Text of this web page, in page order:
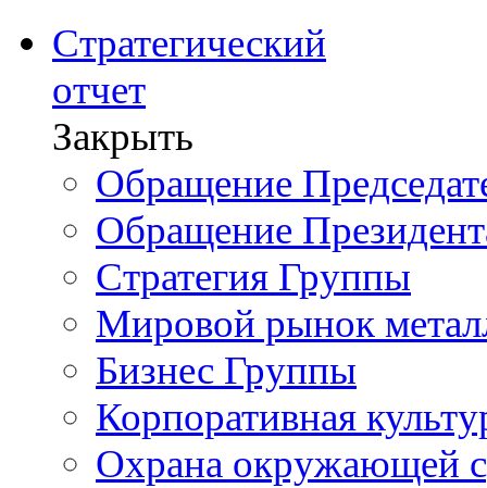
Стратегический
отчет
Закрыть
Обращение
Обращение
Стратегия Группы
Мировой рынок
Бизнес Группы
Корпоративная
Охрана окружающей